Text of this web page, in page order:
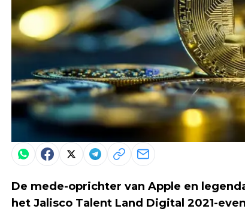
De mede-oprichter van Apple en
het Jalisco Talent Land Digital 2021-